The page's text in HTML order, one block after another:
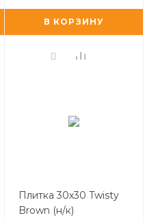
В КОРЗИНУ
Плитка 30х30 Twisty
Brown (н/к)